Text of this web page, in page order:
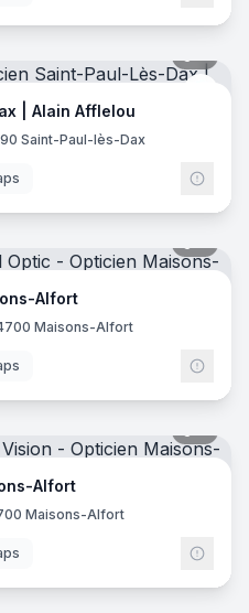
| Alain Afflelou
Saint-Paul-lès-Dax
Alfort
Maisons-Alfort
Alfort
Maisons-Alfort